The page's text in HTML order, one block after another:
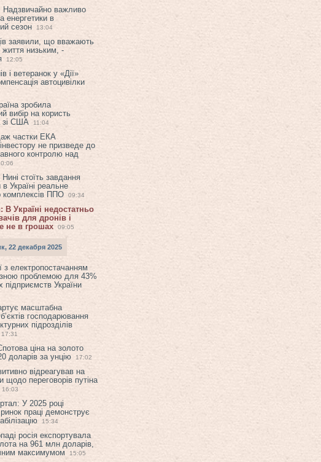
Надзвичайно важливо
енергетики в
сезон
13:04
заявили, що вважають
життя низьким, -
12:05
і ветеранок у «Дії»
автоцивілки
зробила
вибір на користь
зі США
11:04
частки ЕКА
не призведе до
контролю над
стоїть завдання
в Україні реальне
комплексів ППО
09:34
В Україні недостатньо
для дронів і
не в грошах
09:05
22 декабря 2025
з електропостачанням
проблемою для 43%
підприємств України
масштабна
господарювання
підрозділів
17:31
ціна на золото
доларів за унцію
17:02
відреагував на
щодо переговорів путіна
16:03
У 2025 році
праці демонструє
15:34
росія експортувала
на 961 млн доларів,
максимумом
15:05